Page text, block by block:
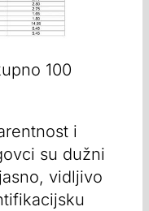
100
i
su dužni
vidljivo